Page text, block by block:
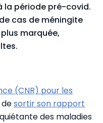
la période pré-covid.
cas de méningite
marquée,
(CNR) pour les
sortir son rapport
des maladies